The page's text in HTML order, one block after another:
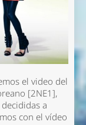
el video del
[2NE1],
a
con el vídeo